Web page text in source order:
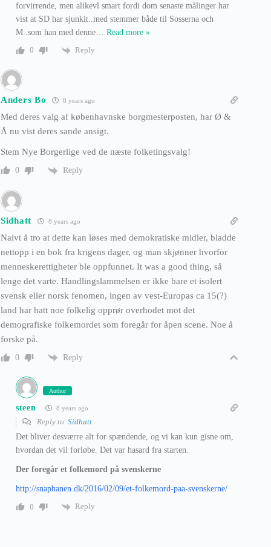
forvirrende, men alikevl smart fordi dom senaste målinger har
vist at SD har sjunkit..med stemmer både til Sosserna och
M..som han med denne
Read more »
0
Reply
Anders Bo 8 years ago
Med deres valg af københavnske borgmesterposten, har Ø &
Å nu vist deres sande ansigt.
Stem Nye Borgerlige ved de næste folketingsvalg!
0 Reply
Sidhatt 8 years ago
Naivt å tro at dette kan løses med demokratiske midler, bladde
nettopp i en bok fra krigens dager, og man skjønner hvorfor
menneskerettigheter ble oppfunnet. It was a good thing, så
lenge det varte. Handlingslammelsen er ikke bare et isolert
svensk eller norsk fenomen, ingen av vest-Europas ca 15(?)
land har hatt noe folkelig opprør overhodet mot det
demografiske folkemordet som foregår for åpen scene. Noe å
forske på.
0 Reply
Author
steen 8 years ago
Reply to Sidhatt
Det bliver desværre alt for spændende, og vi kan kun gisne om,
hvordan det vil forløbe. Det var hasard fra starten.
Der foregår et folkemord på svenskerne
http://snaphanen.dk/2016/02/09/et-folkemord-paa-svenskerne/
0
Reply